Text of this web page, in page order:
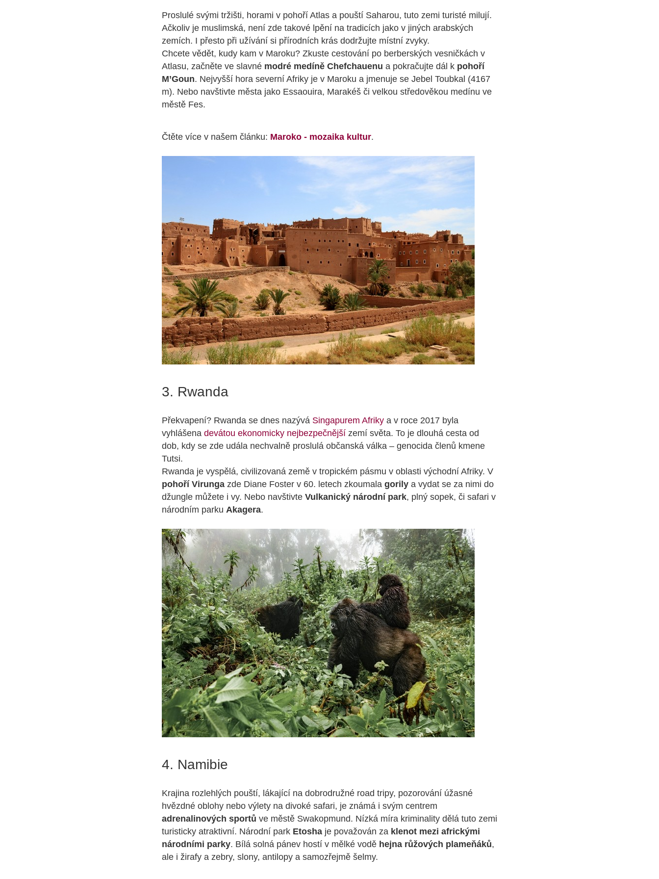
Proslulé svými tržišti, horami v pohoří Atlas a pouští Saharou, tuto zemi turisté milují.
Ačkoliv je muslimská, není zde takové lpění na tradicích jako v jiných arabských
zemích. I přesto při užívání si přírodních krás dodržujte místní zvyky.
Chcete vědět, kudy kam v Maroku? Zkuste cestování po berberských vesničkách v
Atlasu, začněte ve slavné modré medíně Chefchauenu a pokračujte dál k pohoří
M’Goun. Nejvyšší hora severní Afriky je v Maroku a jmenuje se Jebel Toubkal (4167
m). Nebo navštivte města jako Essaouira, Marakéš či velkou středověkou medínu ve
městě Fes.
Čtěte více v našem článku: Maroko - mozaika kultur.
3. Rwanda
Překvapení? Rwanda se dnes nazývá Singapurem Afriky a v roce 2017 byla
vyhlášena devátou ekonomicky nejbezpečnější zemí světa. To je dlouhá cesta od
dob, kdy se zde udála nechvalně proslulá občanská válka – genocida členů kmene
Tutsi.
Rwanda je vyspělá, civilizovaná země v tropickém pásmu v oblasti východní Afriky. V
pohoří Virunga zde Diane Foster v 60. letech zkoumala gorily a vydat se za nimi do
džungle můžete i vy. Nebo navštivte Vulkanický národní park, plný sopek, či safari v
národním parku Akagera.
4. Namibie
Krajina rozlehlých pouští, lákající na dobrodružné road tripy, pozorování úžasné
hvězdné oblohy nebo výlety na divoké safari, je známá i svým centrem
adrenalinových sportů ve městě Swakopmund. Nízká míra kriminality dělá tuto zemi
turisticky atraktivní. Národní park Etosha je považován za klenot mezi africkými
národními parky. Bílá solná pánev hostí v mělké vodě hejna růžových plameňáků,
ale i žirafy a zebry, slony, antilopy a samozřejmě šelmy.